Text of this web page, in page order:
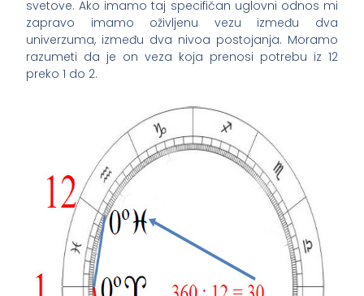
svetove. Ako imamo taj specifičan uglovni odnos mi
zapravo imamo oživljenu vezu između dva
univerzuma, između dva nivoa postojanja. Moramo
razumeti da je on veza koja prenosi potrebu iz 12
preko 1 do 2.